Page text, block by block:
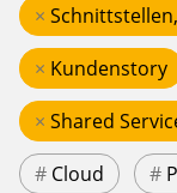
×
× Kundenstory
× Shared
# Cloud #